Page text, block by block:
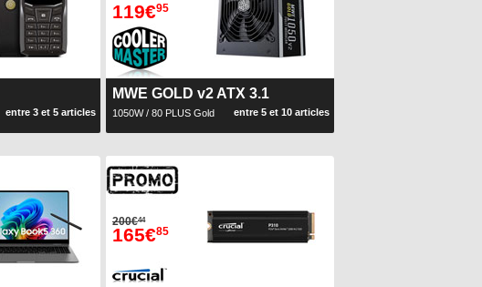
entre 3 et 5 articles
119€95
MWE GOLD v2 ATX 3.1
1050W / 80 PLUS Gold entre 5 et 10 articles
200€44
165€85